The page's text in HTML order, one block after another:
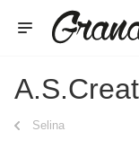
Selina